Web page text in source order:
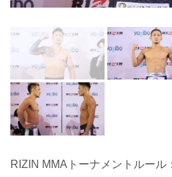
RIZIN MMAトーナメントルール